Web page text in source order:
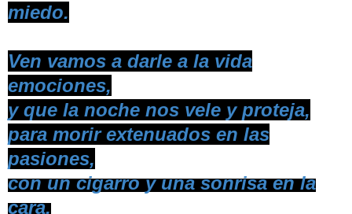
miedo.
Ven vamos a darle a la vida
emociones,
y que la noche nos vele y proteja,
para morir extenuados en las
pasiones,
con un cigarro y una sonrisa en la
cara.